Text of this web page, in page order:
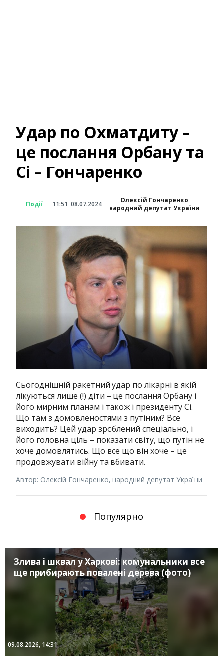
Удар по Охматдиту –
це послання Орбану та
Сі – Гончаренко
Події 11:51 08.07.2024
Олексій Гончаренко
народний депутат України
Сьогоднішній ракетний удар по лікарні в якій
лікуються лише (!) діти – це послання Орбану і
його мирним планам і також і президенту Сі.
Що там з домовленостями з путіним? Все
виходить? Цей удар зроблений спеціально, і
його головна ціль – показати світу, що путін не
хоче домовлятись. Що все що він хоче – це
продовжувати війну та вбивати.
Автор: Олексій Гончаренко, народний депутат України
Популярно
Злива і шквал у Харкові: комунальники все
ще прибирають повалені дерева (фото)
09.08.2026, 14:31